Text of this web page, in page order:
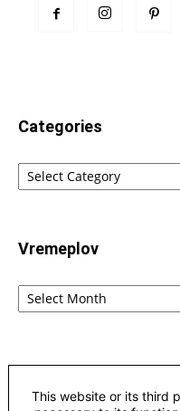
Categories
Categories
Vremeplov
Vremeplov
This website or its third